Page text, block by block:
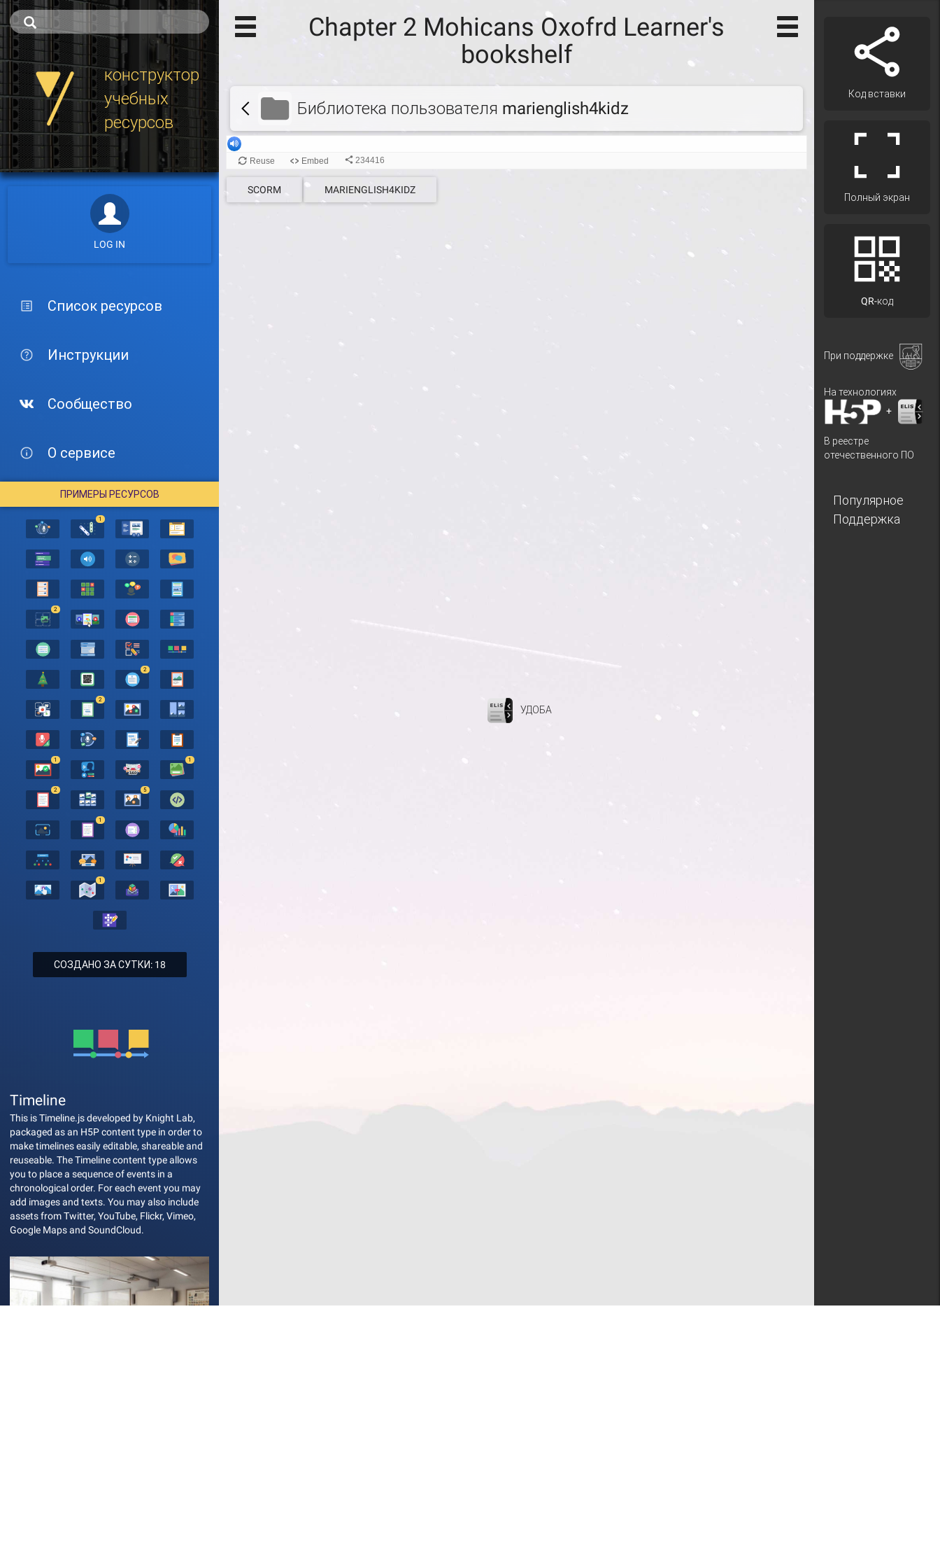
конструктор
учебных
ресурсов
LOG IN
Список ресурсов
Инструкции
Сообщество
О сервисе
ПРИМЕРЫ РЕСУРСОВ
1
2
2
2
1 1
2 5
1
1
СОЗДАНО ЗА СУТКИ: 18
Timeline
This is Timeline.js developed by Knight Lab,
packaged as an H5P content type in order to
make timelines easily editable, shareable and
reuseable. The Timeline content type allows
you to place a sequence of events in a
chronological order. For each event you may
add images and texts. You may also include
assets from Twitter, YouTube, Flickr, Vimeo,
Google Maps and SoundCloud.
Chapter 2 Mohicans Oxofrd Learner's
bookshelf
Библиотека пользователя marienglish4kidz
SCORM MARIENGLISH4KIDZ
УДОБА
Код вставки
Полный экран
QR-код
При поддержке
На технологиях
+
В реестре
отечественного ПО
Популярное
Поддержка